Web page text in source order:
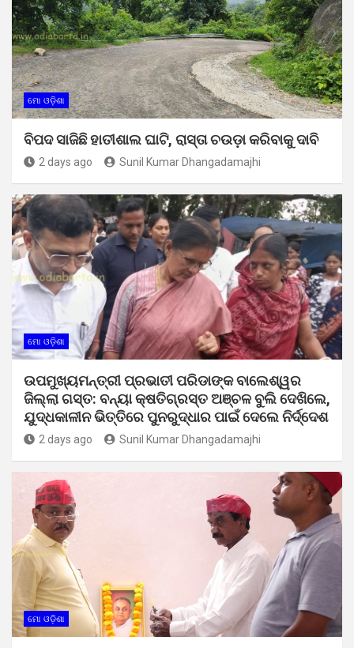
ମୋ ଓଡ଼ିଶା
ବିପଦ ସାଜିଛି ହାତୀଶାଲ ଘାଟି, ରାସ୍ତା ଚଉଡ଼ା କରିବାକୁ ଦାବି
2 days ago Sunil Kumar Dhangadamajhi
ମୋ ଓଡ଼ିଶା
ଉପମୁଖ୍ୟମନ୍ତ୍ରୀ ପ୍ରଭାତୀ ପରିଡାଙ୍କ ବାଲେଶ୍ୱର
ଜିଲ୍ଲା ଗସ୍ତ: ବନ୍ୟା କ୍ଷତିଗ୍ରସ୍ତ ଅଞ୍ଚଳ ବୁଲି ଦେଖିଲେ,
ଯୁଦ୍ଧକାଳୀନ ଭିତ୍ତିରେ ପୁନରୁଦ୍ଧାର ପାଇଁ ଦେଲେ ନିର୍ଦ୍ଦେଶ
2 days ago Sunil Kumar Dhangadamajhi
ମୋ ଓଡ଼ିଶା